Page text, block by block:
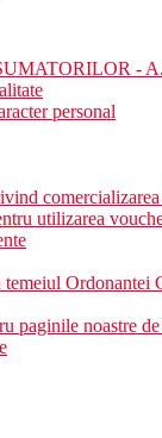
-
personal
utilizarea
Ordonantei
paginile noastre